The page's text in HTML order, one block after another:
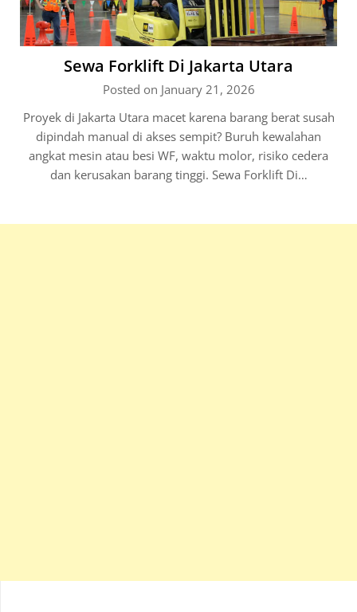
Sewa Forklift Di Jakarta Utara
Posted on January 21, 2026
Proyek di Jakarta Utara macet karena barang berat susah
dipindah manual di akses sempit? Buruh kewalahan
angkat mesin atau besi WF, waktu molor, risiko cedera
dan kerusakan barang tinggi. Sewa Forklift Di…